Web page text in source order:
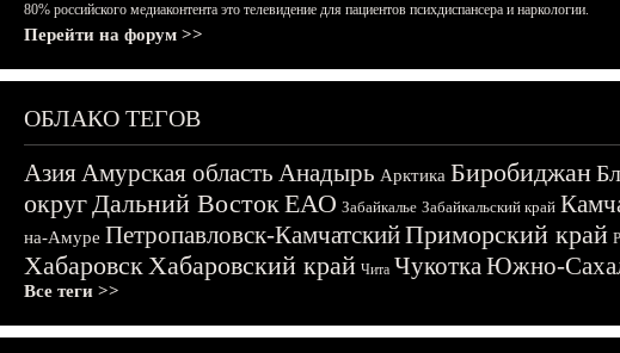
80% российского медиаконтента это телевидение для пациентов психдиспансера и наркологии.
Перейти на форум >>
ОБЛАКО ТЕГОВ
АзияАмурская область Анадырь Арктика Биробиджан
округДальний ВостокЕАО Забайкалье Забайкальский край
на-Амуре Петропавловск-КамчатскийПриморский край
ХабаровскХабаровский край Чита ЧукоткаЮжно-
Все теги >>